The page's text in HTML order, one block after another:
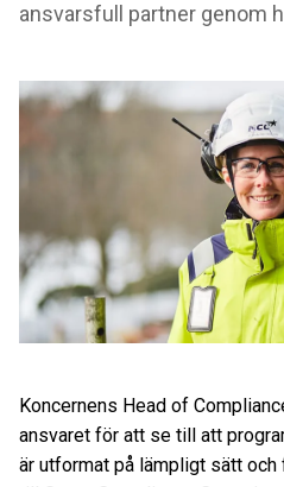
ansvarsfull partner genom
Koncernens Head of
ansvaret för att se till att
är utformat på lämpligt sätt